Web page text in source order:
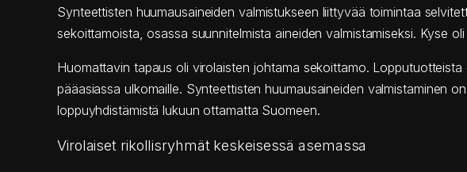
Synteettisten huumausaineiden valmistukseen liittyvää toimintaa
sekoittamoista, osassa suunnitelmista aineiden valmistamiseksi. Kyse
Huomattavin tapaus oli virolaisten johtama sekoittamo.
pääasiassa ulkomaille. Synteettisten huumausaineiden valmistaminen
loppuyhdistämistä lukuun ottamatta Suomeen.
Virolaiset rikollisryhmät keskeisessä asemassa